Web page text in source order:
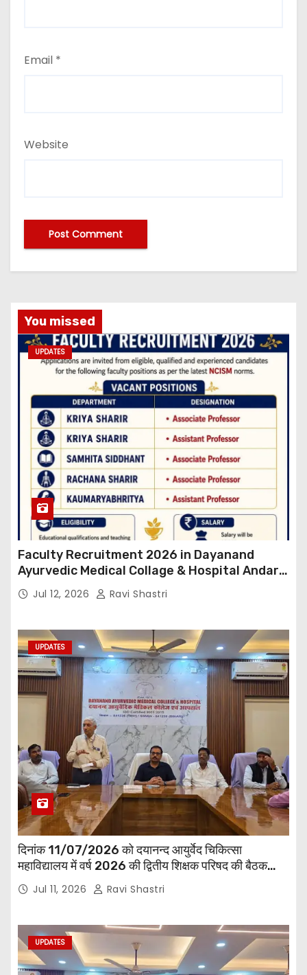
Email *
Website
You missed
UPDATES
Faculty Recruitment 2026 in Dayanand
Ayurvedic Medical Collage & Hospital Andar
Road ,Siwan
Jul 12, 2026 Ravi Shastri
UPDATES
दिनांक 11/07/2026 को दयानन्द आयुर्वेद चिकित्सा
महाविद्यालय में वर्ष 2026 की द्वितीय शिक्षक परिषद की बैठक
प्राचार्य की अध्यक्षता में हुई। बैठक मे महाविद्यालय सभी
विभागाध्यक्ष एवं शिक्षक सम्मिलित हुए।
Jul 11, 2026 Ravi Shastri
UPDATES